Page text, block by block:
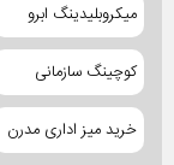
میکروبلیدینگ ابرو
کوچینگ سازمانی
خرید میز اداری مدرن